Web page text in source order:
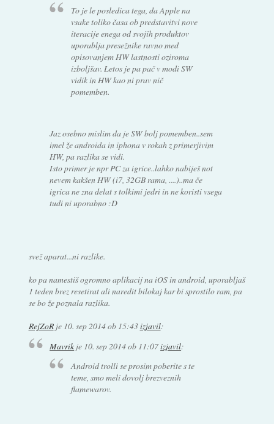
To je le posledica tega, da Apple na
vsake toliko časa ob predstavitvi nove
iteracije enega od svojih produktov
uporablja presežnike ravno med
opisovanjem HW lastnosti oziroma
izboljšav. Letos je pa pač v modi SW
vidik in HW kao ni prav nič
pomemben.
Jaz osebno mislim da je SW bolj pomemben..sem
imel že androida in iphona v rokah z primerjivim
HW, pa razlika se vidi.
Isto primer je npr PC za igrice..lahko nabiješ not
nevem kakšen HW (i7, 32GB rama, ....)..ma če
igrica ne zna delat s tolkimi jedri in ne koristi vsega
tudi ni uporabno :D
svež aparat...ni razlike.
ko pa namestiš ogromno aplikacij na iOS in android, uporabljaš
1 teden brez resetirat ali naredit bilokaj kar bi sprostilo ram, pa
se bo že poznala razlika.
RejZoRje 10. sep 2014 ob 15:43izjavil:
Mavrik je 10. sep 2014 ob 11:07izjavil:
Android trolli se prosim poberite s te
teme, smo meli dovolj brezveznih
flamewarov.